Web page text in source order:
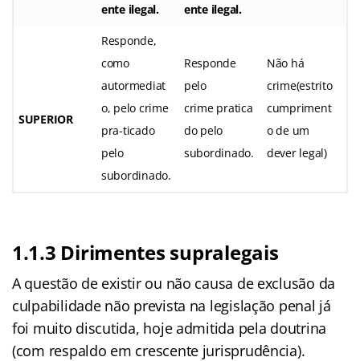
ente ilegal.
ente ilegal.
SUPERIOR
Responde,
como
autormediat
o, pelo crime
pra-ticado
pelo
subordinado.
Responde
pelo
crime pratica
do pelo
subordinado.
Não há
crime(estrito
cumpriment
o de um
dever legal)
1.1.3 Dirimentes supralegais
A questão de existir ou não causa de exclusão da
culpabilidade não prevista na legislação penal já
foi muito discutida, hoje admitida pela doutrina
(com respaldo em crescente jurisprudência).